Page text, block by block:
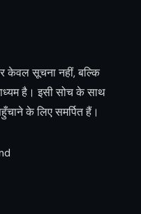
केवल सूचना नहीं, बल्कि
है। इसी सोच के साथ
के लिए समर्पित हैं।